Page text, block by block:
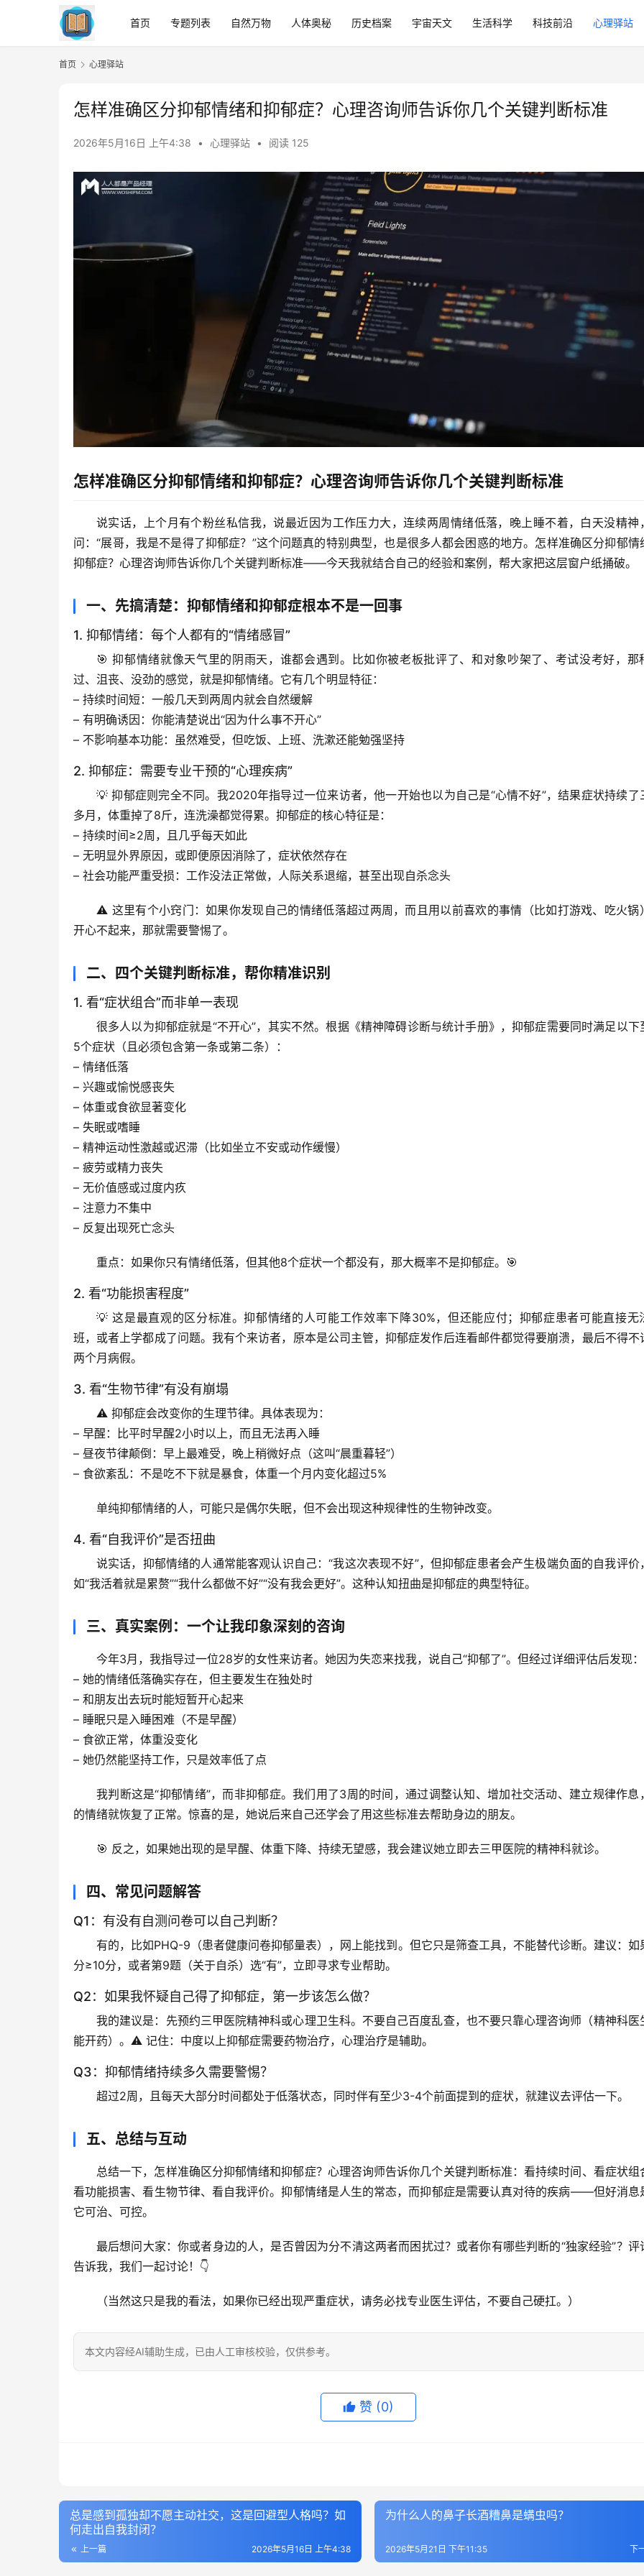
首页 专题列表 自然万物 人体奥秘 历史档案 宇宙天文 生活科学 科技前沿 心理驿站
首页 心理驿站
怎样准确区分抑郁情绪和抑郁症？心理咨询师告诉你几个关键判断标准
2026年5月16日 上午4:38 • 心理驿站 • 阅读 125
怎样准确区分抑郁情绪和抑郁症？心理咨询师告诉你几个关键判断标准
说实话，上个月有个粉丝私信我，说最近因为工作压力大，连续两周情绪低落，晚上睡不着，白天没精神
问：“展哥，我是不是得了抑郁症？”这个问题真的特别典型，也是很多人都会困惑的地方。怎样准确区分抑郁情
抑郁症？心理咨询师告诉你几个关键判断标准——今天我就结合自己的经验和案例，帮大家把这层窗户纸捅破。
一、先搞清楚：抑郁情绪和抑郁症根本不是一回事
1. 抑郁情绪：每个人都有的“情绪感冒”
🎯 抑郁情绪就像天气里的阴雨天，谁都会遇到。比如你被老板批评了、和对象吵架了、考试没考好，那
过、沮丧、没劲的感觉，就是抑郁情绪。它有几个明显特征：
– 持续时间短：一般几天到两周内就会自然缓解
– 有明确诱因 ：你能清楚说出“因为什么事不开心”
– 不影响基本功能：虽然难受，但吃饭、上班、洗漱还能勉强坚持
2. 抑郁症：需要专业干预的“心理疾病”
💡 抑郁症则完全不同。我2020年指导过一位来访者，他一开始也以为自己是“心情不好”，结果症状持续了
多月，体重掉了8斤，连洗澡都觉得累。抑郁症的核心特征是：
– 持续时间≥2周 ，且几乎每天如此
– 无明显外界原因，或即便原因消除了，症状依然存在
– 社会功能严重受损 ：工作没法正常做，人际关系退缩，甚至出现自杀念头
⚠️ 这里有个小窍门：如果你发现自己的情绪低落超过两周，而且用以前喜欢的事情（比如打游戏、吃火锅
开心不起来，那就需要警惕了。
二、四个关键判断标准，帮你精准识别
1. 看“症状组合”而非单一表现
很多人以为抑郁症就是“不开心”，其实不然。根据《精神障碍诊断与统计手册》，抑郁症需要同时满足以下
5个症状（且必须包含第一条或第二条）：
– 情绪低落
– 兴趣或愉悦感丧失
– 体重或食欲显著变化
– 失眠或嗜睡
– 精神运动性激越或迟滞（比如坐立不安或动作缓慢）
– 疲劳或精力丧失
– 无价值感或过度内疚
– 注意力不集中
– 反复出现死亡念头
重点 ：如果你只有情绪低落，但其他8个症状一个都没有，那大概率不是抑郁症。🎯
2. 看“功能损害程度”
💡 这是最直观的区分标准。抑郁情绪的人可能工作效率下降30%，但还能应付；抑郁症患者可能直接无
班，或者上学都成了问题。我有个来访者，原本是公司主管，抑郁症发作后连看邮件都觉得要崩溃，最后不得不
两个月病假。
3. 看“生物节律”有没有崩塌
⚠️ 抑郁症会改变你的生理节律。具体表现为：
– 早醒 ：比平时早醒2小时以上，而且无法再入睡
– 昼夜节律颠倒 ：早上最难受，晚上稍微好点（这叫“晨重暮轻”）
– 食欲紊乱：不是吃不下就是暴食，体重一个月内变化超过5%
单纯抑郁情绪的人，可能只是偶尔失眠，但不会出现这种规律性的生物钟改变。
4. 看“自我评价”是否扭曲
说实话，抑郁情绪的人通常能客观认识自己：“我这次表现不好”，但抑郁症患者会产生极端负面的自我评价
如“我活着就是累赘”“我什么都做不好”“没有我会更好”。这种认知扭曲是抑郁症的典型特征。
三、真实案例：一个让我印象深刻的咨询
今年3月，我指导过一位28岁的女性来访者。她因为失恋来找我，说自己“抑郁了”。但经过详细评估后发现：
– 她的情绪低落确实存在，但主要发生在独处时
– 和朋友出去玩时能短暂开心起来
– 睡眠只是入睡困难（不是早醒）
– 食欲正常，体重没变化
– 她仍然能坚持工作，只是效率低了点
我判断这是“抑郁情绪”，而非抑郁症。我们用了3周的时间，通过调整认知、增加社交活动、建立规律作息
的情绪就恢复了正常。 惊喜的是，她说后来自己还学会了用这些标准去帮助身边的朋友。
🎯 反之，如果她出现的是早醒、体重下降、持续无望感，我会建议她立即去三甲医院的精神科就诊。
四、常见问题解答
Q1：有没有自测问卷可以自己判断？
有的，比如PHQ-9（患者健康问卷抑郁量表），网上能找到。但它只是筛查工具，不能替代诊断。 建议：如
分≥10分，或者第9题（关于自杀）选“有”，立即寻求专业帮助。
Q2：如果我怀疑自己得了抑郁症，第一步该怎么做？
我的建议是：先预约三甲医院精神科或心理卫生科。不要自己百度乱查，也不要只靠心理咨询师（精神科医
能开药）。⚠️ 记住：中度以上抑郁症需要药物治疗，心理治疗是辅助。
Q3：抑郁情绪持续多久需要警惕？
超过2周 ，且每天大部分时间都处于低落状态，同时伴有至少3-4个前面提到的症状，就建议去评估一下。
五、总结与互动
总结一下，怎样准确区分抑郁情绪和抑郁症？心理咨询师告诉你几个关键判断标准：看持续时间、看症状组
看功能损害、看生物节律、看自我评价。抑郁情绪是人生的常态，而抑郁症是需要认真对待的疾病——但好消息
它可治、可控。
最后想问大家：你或者身边的人，是否曾因为分不清这两者而困扰过？或者你有哪些判断的“独家经验”？评
告诉我，我们一起讨论！👇
（当然这只是我的看法，如果你已经出现严重症状，请务必找专业医生评估，不要自己硬扛。）
本文内容经AI辅助生成，已由人工审核校验，仅供参考。
赞 (0)
总是感到孤独却不愿主动社交，这是回避型人格吗？如
何走出自我封闭？
上一篇 2026年5月16日 上午4:38
为什么人的鼻子长酒糟鼻是螨虫吗？
下
2026年5月21日 下午11:35